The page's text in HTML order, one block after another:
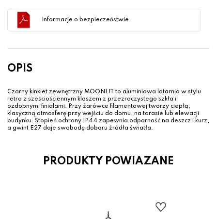
Informacje o bezpieczeństwie
OPIS
Czarny kinkiet zewnętrzny MOONLIT to aluminiowa latarnia w stylu
retro z sześciościennym kloszem z przezroczystego szkła i
ozdobnymi finialami. Przy żarówce filamentowej tworzy ciepłą,
klasyczną atmosferę przy wejściu do domu, na tarasie lub elewacji
budynku. Stopień ochrony IP44 zapewnia odporność na deszcz i kurz,
a gwint E27 daje swobodę doboru źródła światła.
PRODUKTY POWIAZANE